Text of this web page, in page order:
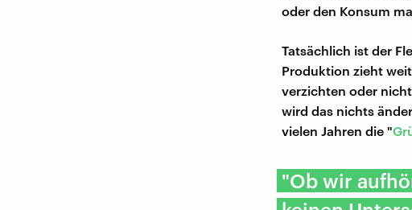
oder den Konsum
Tatsächlich ist der
Produktion zieht
verzichten oder
wird das nichts
vielen Jahren die "
"Ob wir